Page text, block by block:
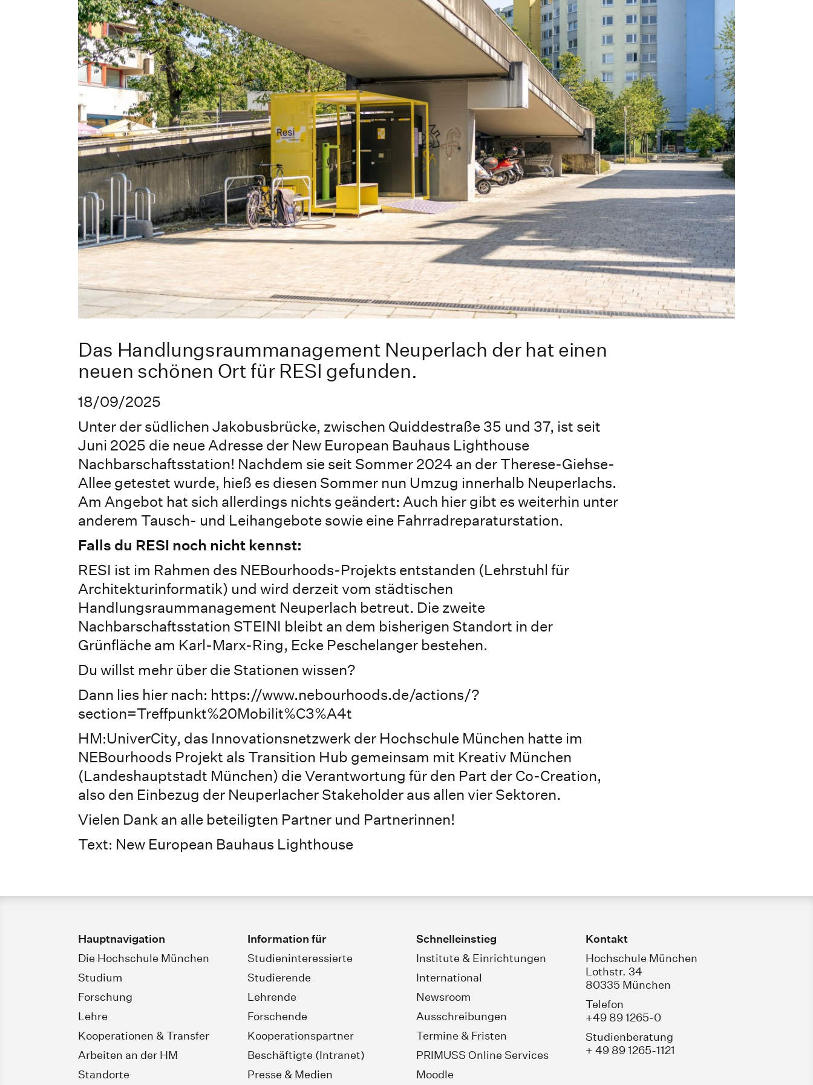
Das Handlungsraummanagement Neuperlach der hat einen
neuen schönen Ort für RESI gefunden.
18/09/2025
Unter der südlichen Jakobusbrücke, zwischen Quiddestraße 35 und 37, ist seit
Juni 2025 die neue Adresse der New European Bauhaus Lighthouse
Nachbarschaftsstation! Nachdem sie seit Sommer 2024 an der Therese-Giehse-
Allee getestet wurde, hieß es diesen Sommer nun Umzug innerhalb Neuperlachs.
Am Angebot hat sich allerdings nichts geändert: Auch hier gibt es weiterhin unter
anderem Tausch- und Leihangebote sowie eine Fahrradreparaturstation.
Falls du RESI noch nicht kennst:
RESI ist im Rahmen des NEBourhoods-Projekts entstanden (Lehrstuhl für
Architekturinformatik) und wird derzeit vom städtischen
Handlungsraummanagement Neuperlach betreut. Die zweite
Nachbarschaftsstation STEINI bleibt an dem bisherigen Standort in der
Grünfläche am Karl-Marx-Ring, Ecke Peschelanger bestehen.
Du willst mehr über die Stationen wissen?
Dann lies hier nach: https://www.nebourhoods.de/actions/?
section=Treffpunkt%20Mobilit%C3%A4t
HM:UniverCity, das Innovationsnetzwerk der Hochschule München hatte im
NEBourhoods Projekt als Transition Hub gemeinsam mit Kreativ München
(Landeshauptstadt München) die Verantwortung für den Part der Co-Creation,
also den Einbezug der Neuperlacher Stakeholder aus allen vier Sektoren.
Vielen Dank an alle beteiligten Partner und Partnerinnen!
Text: New European Bauhaus Lighthouse
Hauptnavigation
Die Hochschule München
Studium
Forschung
Lehre
Kooperationen & Transfer
Arbeiten an der HM
Standorte
Information für
Studieninteressierte
Studierende
Lehrende
Forschende
Kooperationspartner
Beschäftigte (Intranet)
Presse & Medien
Schnelleinstieg
Institute & Einrichtungen
International
Newsroom
Ausschreibungen
Termine & Fristen
PRIMUSS Online Services
Moodle
Kontakt
Hochschule München
Lothstr. 34
80335 München
Telefon
+49 89 1265-0
Studienberatung
+ 49 89 1265-1121